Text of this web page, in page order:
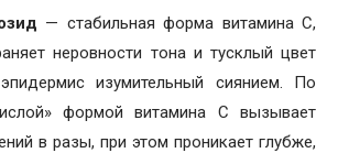
— стабильная форма витамина С,
неровности тона и тусклый цвет
изумительный сиянием. По
формой витамина С вызывает
в разы, при этом проникает глубже,